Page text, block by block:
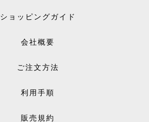
ショッピングガイド
会社概要
ご注文方法
利用手順
販売規約